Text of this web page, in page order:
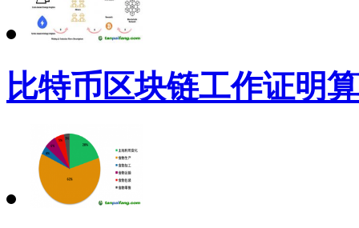
比特币区块链工作证明